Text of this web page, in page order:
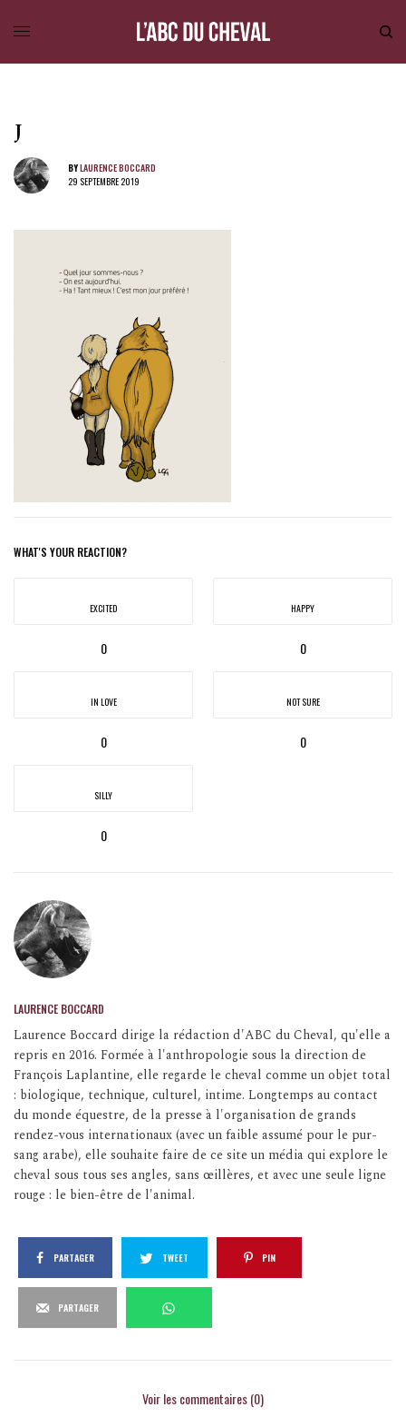
J
BYLAURENCE BOCCARD
29 SEPTEMBRE 2019
WHAT'S YOUR REACTION?
EXCITED
0
HAPPY
0
IN LOVE
0
NOT SURE
0
SILLY
0
LAURENCE BOCCARD
Laurence Boccard dirige la rédaction d'ABC du Cheval, qu'elle a
repris en 2016. Formée à l'anthropologie sous la direction de
François Laplantine, elle regarde le cheval comme un objet total
: biologique, technique, culturel, intime. Longtemps au contact
du monde équestre, de la presse à l'organisation de grands
rendez-vous internationaux (avec un faible assumé pour le pur-
sang arabe), elle souhaite faire de ce site un média qui explore le
cheval sous tous ses angles, sans œillères, et avec une seule ligne
rouge : le bien-être de l'animal.
PARTAGER TWEET PIN
PARTAGER
Voir les commentaires (0)